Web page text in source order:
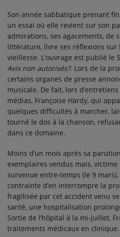
Son année sabbatique prenant
un essai où elle revient sur son
admirations, ses agacements, de
littérature, livre ses réflexions sur
vieillesse. L'ouvrage est publié le
Avis non autorisés?. Lors de la
certains organes de presse
musicale. De fait, lors
médias, Françoise Hardy, qui
quelques difficultés à marcher,
tourné le dos à la chanson,
dans ce domaine.
Moins d’un mois après sa
exemplaires vendus mais, victime
survenue entre-temps (le 9
contrainte d’en interrompre la
fragilisée par cet accident venu
santé, une hospitalisation
Sortie de l’hôpital à la mi-juillet,
traitements médicaux en clinique.